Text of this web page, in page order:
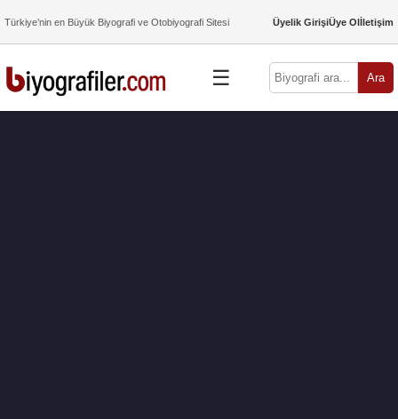
Türkiye’nin en Büyük Biyografi ve Otobiyografi Sitesi Üyelik GirişiÜye Olİletişim
☰ Ara